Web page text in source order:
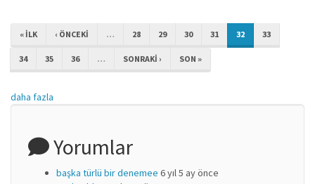
« ILK ‹ ÖNCEKI … 28 29 30 31 32 33
34 35 36 … SONRAKI › SON »
daha fazla
Yorumlar
başka türlü bir denemee 6 yıl 5 ay önce